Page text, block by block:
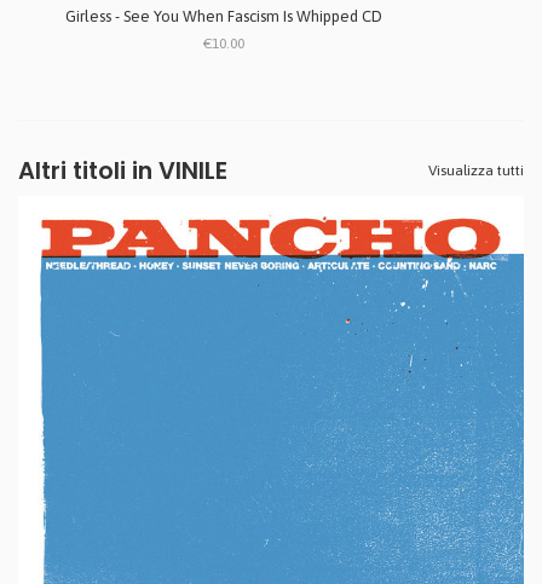
Girless - See You When Fascism Is Whipped CD
€10.00
Altri titoli in VINILE Visualizza tutti